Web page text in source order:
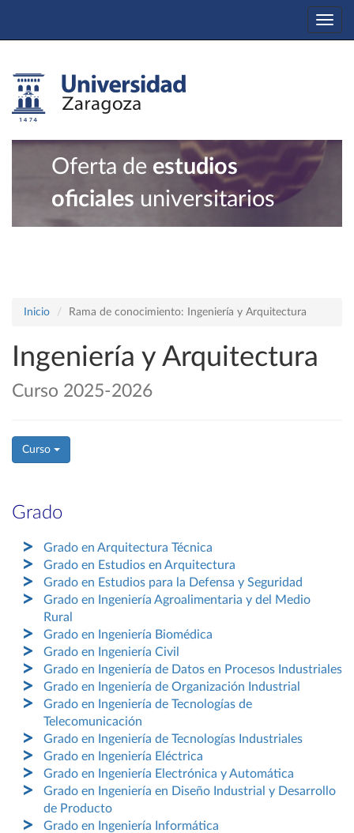
Oferta de estudios
oficiales universitarios
Inicio Rama de conocimiento: Ingeniería y Arquitectura
Ingeniería y Arquitectura
Curso 2025-2026
Curso
Grado
Grado en Arquitectura Técnica
Grado en Estudios en Arquitectura
Grado en Estudios para la Defensa y Seguridad
Grado en Ingeniería Agroalimentaria y del Medio
Rural
Grado en Ingeniería Biomédica
Grado en Ingeniería Civil
Grado en Ingeniería de Datos en Procesos Industriales
Grado en Ingeniería de Organización Industrial
Grado en Ingeniería de Tecnologías de
Telecomunicación
Grado en Ingeniería de Tecnologías Industriales
Grado en Ingeniería Eléctrica
Grado en Ingeniería Electrónica y Automática
Grado en Ingeniería en Diseño Industrial y Desarrollo
de Producto
Grado en Ingeniería Informática